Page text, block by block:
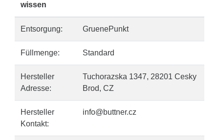
wissen
Entsorgung: GruenePunkt
Füllmenge: Standard
Hersteller
Adresse:
Tuchorazska 1347, 28201 Cesky
Brod, CZ
Hersteller
Kontakt:
info@buttner.cz